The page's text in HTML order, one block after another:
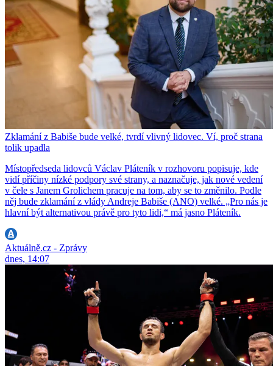
Zklamání z Babiše bude velké, tvrdí vlivný lidovec. Ví, proč strana
tolik upadla
Místopředseda lidovců Václav Pláteník v rozhovoru popisuje, kde
vidí příčiny nízké podpory své strany, a naznačuje, jak nové vedení
v čele s Janem Grolichem pracuje na tom, aby se to změnilo. Podle
něj bude zklamání z vlády Andreje Babiše (ANO) velké. „Pro nás je
hlavní být alternativou právě pro tyto lidi,“ má jasno Pláteník.
Aktuálně.cz - Zprávy
dnes, 14:07